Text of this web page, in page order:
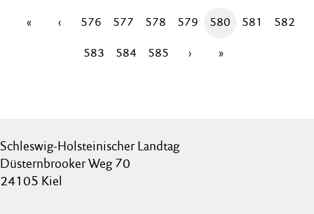
« ‹ 576 577 578 579 580 581 582
583 584 585 › »
Schleswig-Holsteinischer Landtag
Düsternbrooker Weg 70
24105 Kiel